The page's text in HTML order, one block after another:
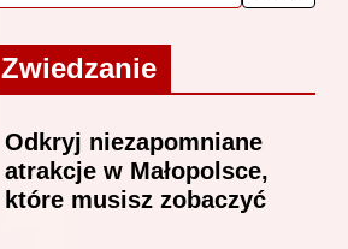
Zwiedzanie
Odkryj niezapomniane
atrakcje w Małopolsce,
które musisz zobaczyć